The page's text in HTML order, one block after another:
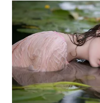
CIREBON
WN
INDRAMAYU
WN
KUNINGAN